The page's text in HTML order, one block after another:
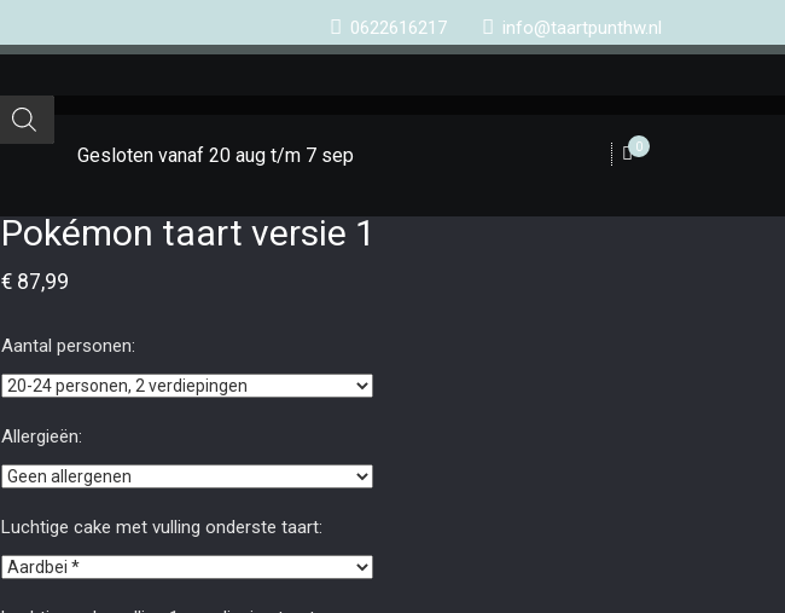
0622616217 info@taartpunthw.nl
Gesloten vanaf 20 aug t/m 7 sep 0
Pokémon taart versie 1
€87,99
Aantal personen:
Allergieën:
Luchtige cake met vulling onderste taart: